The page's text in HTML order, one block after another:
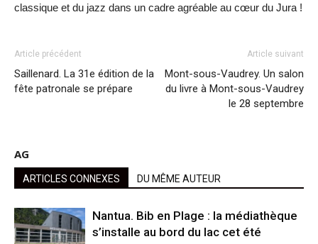
classique et du jazz dans un cadre agréable au cœur du Jura !
Article précédent
Saillenard. La 31e édition de la
fête patronale se prépare
Article suivant
Mont-sous-Vaudrey. Un salon
du livre à Mont-sous-Vaudrey
le 28 septembre
AG
ARTICLES CONNEXES DU MÊME AUTEUR
Nantua. Bib en Plage : la médiathèque
s’installe au bord du lac cet été